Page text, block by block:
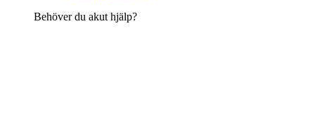
Behöver du akut hjälp?